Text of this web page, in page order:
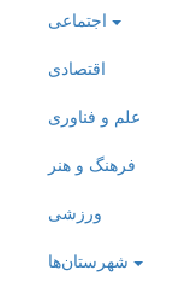
اقتصادی
علم و فناوری
فرهنگ و هنر
ورزشی